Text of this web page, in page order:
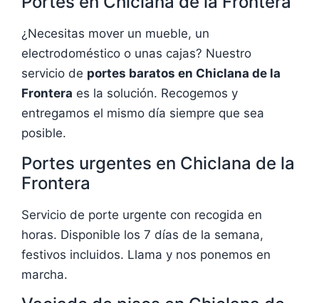
¿Necesitas mover un mueble, un
electrodoméstico o unas cajas? Nuestro
servicio de portes baratos en Chiclana de la
Frontera es la solución. Recogemos y
entregamos el mismo día siempre que sea
posible.
Portes urgentes en Chiclana de la
Frontera
Servicio de porte urgente con recogida en
horas. Disponible los 7 días de la semana,
festivos incluidos. Llama y nos ponemos en
marcha.